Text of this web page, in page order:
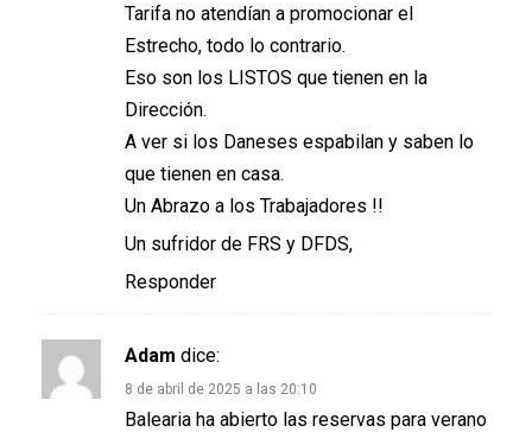
Tarifa no atendían a promocionar el
Estrecho, todo lo contrario.
Eso son los LISTOS que tienen en la
Dirección.
A ver si los Daneses espabilan y saben lo
que tienen en casa.
Un Abrazo a los Trabajadores !!
Un sufridor de FRS y DFDS,
Responder
Adam dice:
8 de abril de 2025 a las 20:10
Balearia ha abierto las reservas para verano